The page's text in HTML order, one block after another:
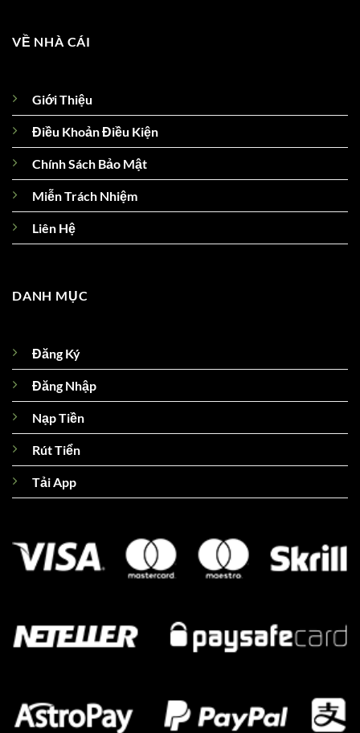
VỀ NHÀ CÁI
Giới Thiệu
Điều Khoản Điều Kiện
Chính Sách Bảo Mật
Miễn Trách Nhiệm
Liên Hệ
DANH MỤC
Đăng Ký
Đăng Nhập
Nạp Tiền
Rút Tiển
Tải App